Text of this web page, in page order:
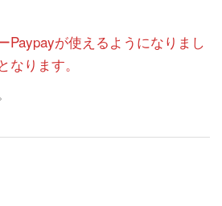
Paypayが使えるようになりまし
ります。